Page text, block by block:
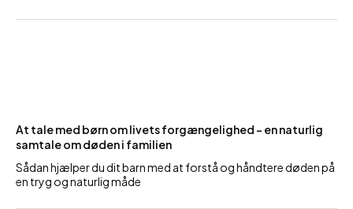
At tale med børn om livets forgængelighed – en naturlig
samtale om døden i familien
Sådan hjælper du dit barn med at forstå og håndtere døden på
en tryg og naturlig måde